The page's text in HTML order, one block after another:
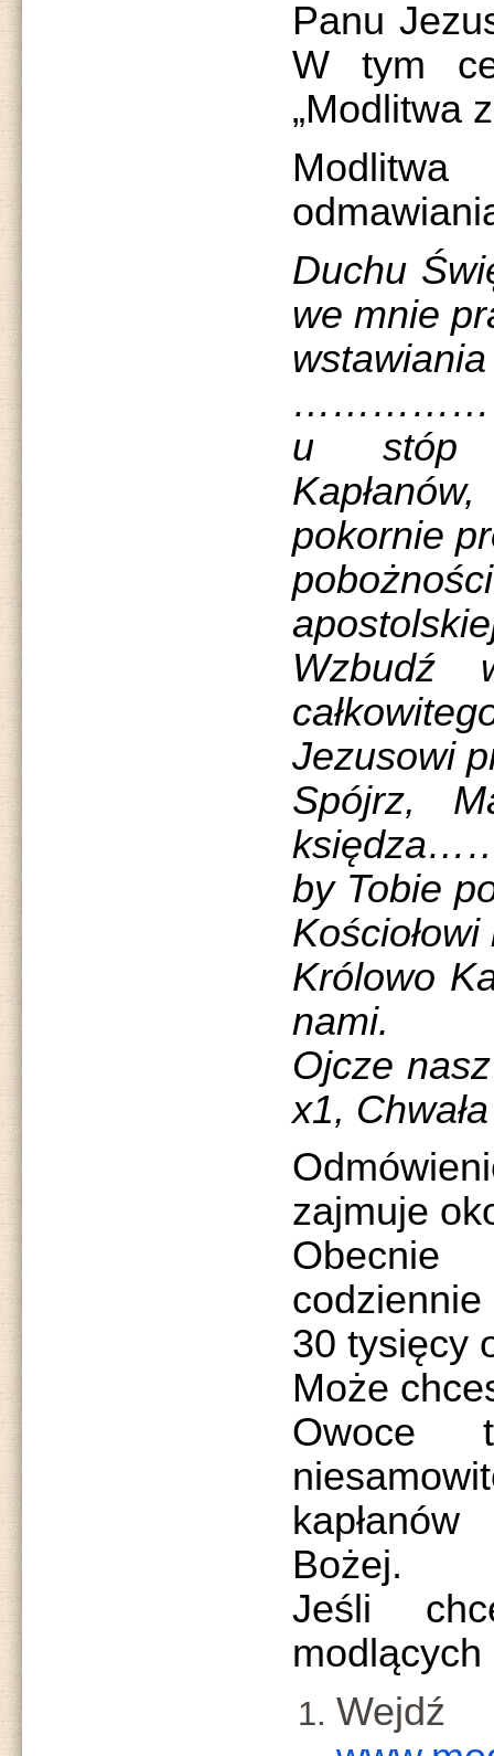
Panu
W tym
„Modlitwa
Duchu
we mnie
u stóp
Kapłanów,
pokornie
Wzbudź
Jezusowi
Spójrz,
by Tobie
Królowo
nami.
Ojcze
x1,
zajmuje
30 tysięcy
Może
Owoce
Bożej.
Jeśli
modlących